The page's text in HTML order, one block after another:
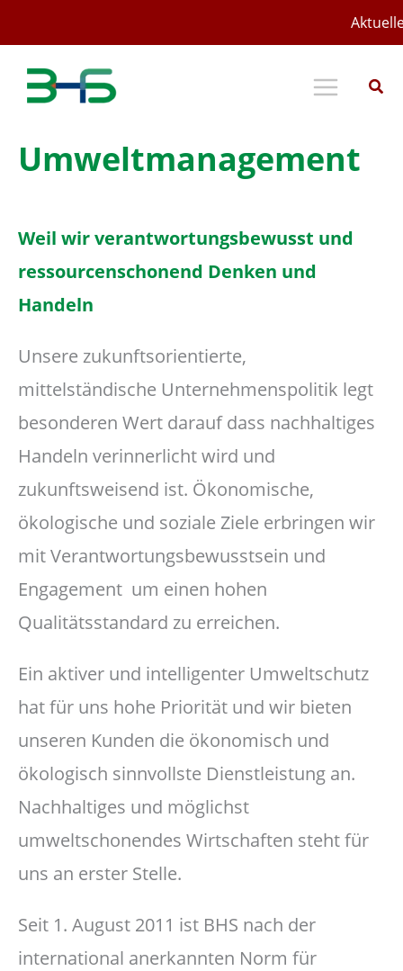
springen
Umweltmanagement
Weil wir verantwortungsbewusst und
ressourcenschonend Denken und
Handeln
Unsere zukunftsorientierte,
mittelständische Unternehmenspolitik legt
besonderen Wert darauf dass nachhaltiges
Handeln verinnerlicht wird und
zukunftsweisend ist. Ökonomische,
ökologische und soziale Ziele erbringen wir
mit Verantwortungsbewusstsein und
Engagement um einen hohen
Qualitätsstandard zu erreichen.
Ein aktiver und intelligenter Umweltschutz
hat für uns hohe Priorität und wir bieten
unseren Kunden die ökonomisch und
ökologisch sinnvollste Dienstleistung an.
Nachhaltiges und möglichst
umweltschonendes Wirtschaften steht für
uns an erster Stelle.
Seit 1. August 2011 ist BHS nach der
international anerkannten Norm für